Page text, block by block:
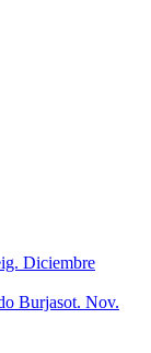
Diciembre
Burjasot. Nov.